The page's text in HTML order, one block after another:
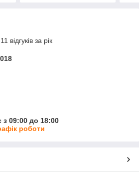
відгуків за рік
з 09:00 до 18:00
роботи